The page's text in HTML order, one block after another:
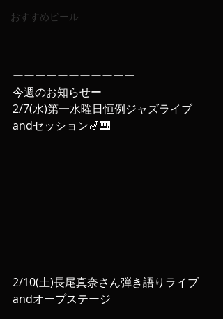
おすすめビール
ーーーーーーーーーーー
今週のお知らせー
2/7(水)第一水曜日恒例ジャズライブ
andセッション🎷🎹
2/10(土)長尾真奈さん弾き語りライブ
andオープステージ